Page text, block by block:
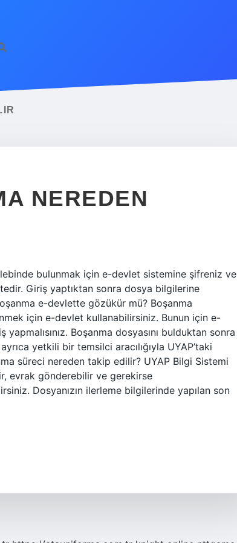
NEREDEN
bulunmak için e-devlet sistemine şifreniz ve
Giriş yaptıktan sonra dosya bilgilerine
e-devlette gözükür mü? Boşanma
için e-devlet kullanabilirsiniz. Bunun için e-
Boşanma dosyasını bulduktan sonra
yetkili bir temsilci aracılığıyla UYAP’taki
süreci nereden takip edilir? UYAP Bilgi Sistemi
evrak gönderebilir ve gerekirse
Dosyanızın ilerleme bilgilerinde yapılan son